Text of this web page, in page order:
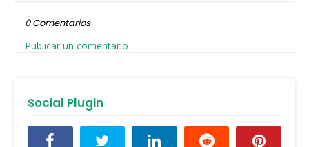
0 Comentarios
Publicar un comentario
Social Plugin